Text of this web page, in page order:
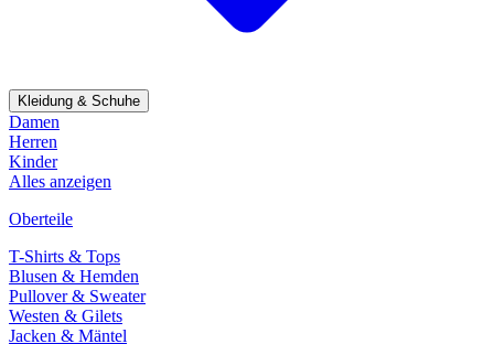
Kleidung & Schuhe
Damen
Herren
Kinder
Alles anzeigen
Oberteile
T-Shirts & Tops
Blusen & Hemden
Pullover & Sweater
Westen & Gilets
Jacken & Mäntel